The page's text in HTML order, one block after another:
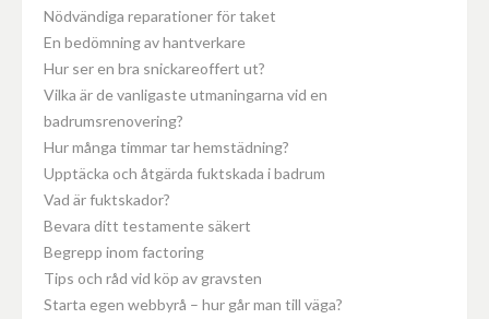
Nödvändiga reparationer för taket
En bedömning av hantverkare
Hur ser en bra snickareoffert ut?
Vilka är de vanligaste utmaningarna vid en
badrumsrenovering?
Hur många timmar tar hemstädning?
Upptäcka och åtgärda fuktskada i badrum
Vad är fuktskador?
Bevara ditt testamente säkert
Begrepp inom factoring
Tips och råd vid köp av gravsten
Starta egen webbyrå – hur går man till väga?